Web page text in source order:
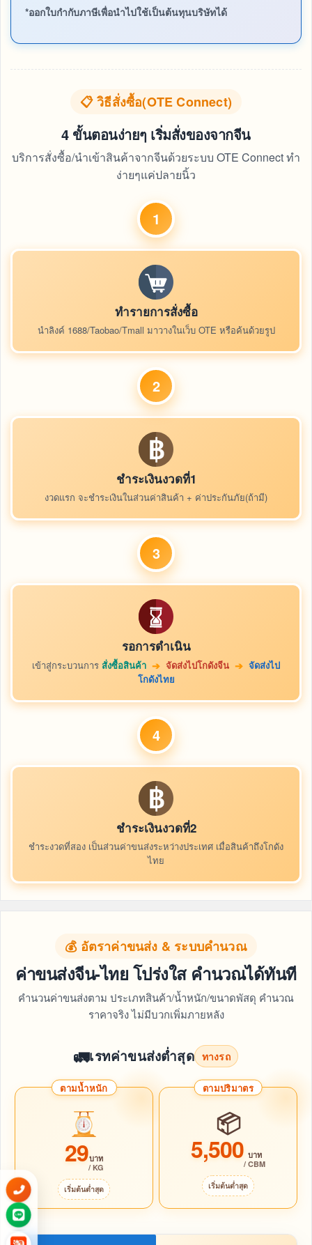
*ออกใบกำกับภาษีเพื่อนำไปใช้เป็นต้นทุนบริษัทได้
📋 วิธีสั่งซื้อ(OTE Connect)
4 ขั้นตอนง่ายๆ เริ่มสั่งของจากจีน
บริการสั่งซื้อ/นำเข้าสินค้าจากจีนด้วยระบบ OTE Connect ทำ
ง่ายๆแค่ปลายนิ้ว
1
ทำรายการสั่งซื้อ
นำลิงค์ 1688/Taobao/Tmall มาวางในเว็บ OTE หรือค้นด้วยรูป
2
ชำระเงินงวดที่1
งวดแรก จะชำระเงินในส่วนค่าสินค้า + ค่าประกันภัย(ถ้ามี)
3
รอการดำเนิน
เข้าสู่กระบวนการ สั่งซื้อสินค้า ➔ จัดส่งไปโกดังจีน ➔ จัดส่งไป
โกดังไทย
4
ชำระเงินงวดที่2
ชำระงวดที่สอง เป็นส่วนค่าขนส่งระหว่างประเทศ เมื่อสินค้าถึงโกดัง
ไทย
💰 อัตราค่าขนส่ง & ระบบคำนวณ
ค่าขนส่งจีน-ไทย โปร่งใส คำนวณได้ทันที
คำนวนค่าขนส่งตาม ประเภทสินค้า/น้ำหนัก/ขนาดพัสดุ คำนวณ
ราคาจริง ไม่มีบวกเพิ่มภายหลัง
🚛เรทค่าขนส่งต่ำสุด ทางรถ
ตามน้ำหนัก
29บาท
/ KG
เริ่มต้นต่ำสุด
📦
ตามปริมาตร
5,500 บาท
/ CBM
เริ่มต้นต่ำสุด